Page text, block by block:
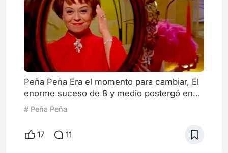
Peña Peña Era el momento para cambiar, El
enorme suceso de 8 y medio postergó en
cierta forma el problema del artista que ya
Pero estaba claro que lo que vendría
debería ser distinto. Y lo fue. Tanto para
# Peña Peña
17 11